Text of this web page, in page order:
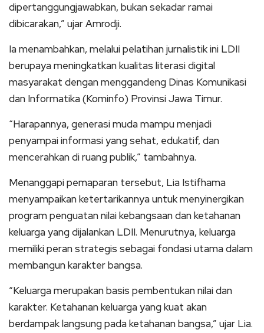
dipertanggungjawabkan, bukan sekadar ramai
dibicarakan,” ujar Amrodji.
Ia menambahkan, melalui pelatihan jurnalistik ini LDII
berupaya meningkatkan kualitas literasi digital
masyarakat dengan menggandeng Dinas Komunikasi
dan Informatika (Kominfo) Provinsi Jawa Timur.
“Harapannya, generasi muda mampu menjadi
penyampai informasi yang sehat, edukatif, dan
mencerahkan di ruang publik,” tambahnya.
Menanggapi pemaparan tersebut, Lia Istifhama
menyampaikan ketertarikannya untuk menyinergikan
program penguatan nilai kebangsaan dan ketahanan
keluarga yang dijalankan LDII. Menurutnya, keluarga
memiliki peran strategis sebagai fondasi utama dalam
membangun karakter bangsa.
“Keluarga merupakan basis pembentukan nilai dan
karakter. Ketahanan keluarga yang kuat akan
berdampak langsung pada ketahanan bangsa,” ujar Lia.